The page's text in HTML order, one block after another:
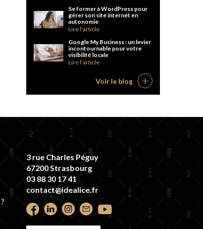
Se former à WordPress pour
gérer son site internet en
autonomie
Lire l'article
Google My Business : un levier
incontournable pour votre
visibilité locale
Lire l'article
Voir le blog
?
3 rue Charles Péguy
67200 Strasbourg
03 88 30 17 41
contact@idealice.fr
Retrouvez
Retrouvez
Retrouvez
Contactez-
Retrouvez